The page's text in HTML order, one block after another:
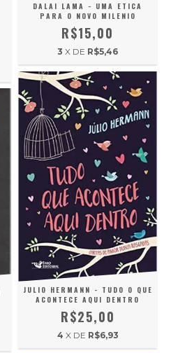
DALAI LAMA - UMA ETICA
PARA O NOVO MILENIO
R$15,00
3 X DE R$5,46
JULIO HERMANN - TUDO O QUE
ACONTECE AQUI DENTRO
R$25,00
4 X DE R$6,93